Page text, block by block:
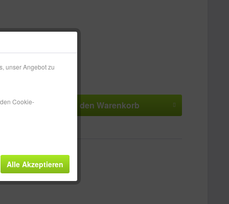
*
Versandkosten
In den Warenkorb
unser Angebot zu
Cookie-
Alle Akzeptieren